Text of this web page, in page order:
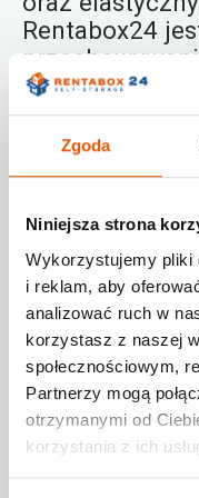
Zgoda
Niniejsza strona
Wykorzystujemy pliki
i reklam, aby
analizować ruch w
korzystasz z naszej
społecznościowym,
Partnerzy mogą
otrzymanymi od
korzystania z ich
Rentabox24
Dlaczego
Doskonała
głównych
Atrakcyjne
wynajmu
budżetów.
Dostęp 24/
wynajętej
dogodnym
Dodatkowe